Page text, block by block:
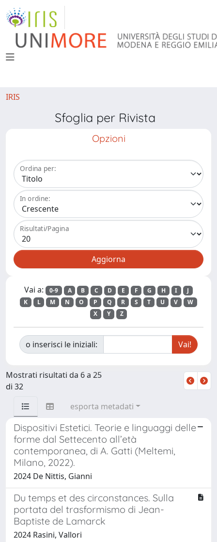
IRIS
Sfoglia per Rivista
Opzioni
Ordina per:
In ordine:
Risultati/Pagina
Vai a: 0-9 A B C D E F G H I
J
K
L M N O P Q R S T U V
W
X
Y Z
o inserisci le iniziali:
Mostrati risultati da 6 a 25
di 32
esporta metadati
Dispositivi Estetici. Teorie e linguaggi delle
forme dal Settecento all’età
contemporanea, di A. Gatti (Meltemi,
Milano, 2022).
2024 De Nittis, Gianni
Du temps et des circonstances. Sulla
portata del trasformismo di Jean-
Baptiste de Lamarck
2024 Rasini, Vallori